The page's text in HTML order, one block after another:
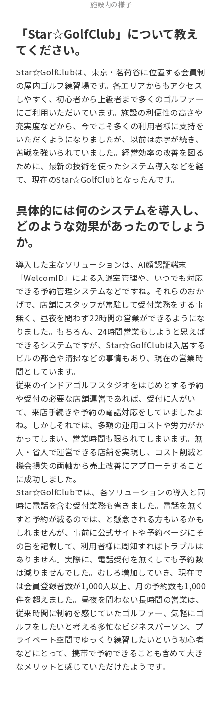
施設内の様子
「Star☆GolfClub」について教え
てください。
Star☆GolfClubは、東京・茗荷谷に位置する会員制
の屋内ゴルフ練習場です。各エリアからもアクセス
しやすく、初心者から上級者まで多くのゴルファー
にご利用いただいています。施設の利便性の高さや
充実度などから、今でこそ多くの利用者様に支持を
いただくようになりましたが、以前は赤字が続き、
苦戦を強いられていました。経営効率の改善を図る
ために、最新の技術を使ったシステム導入などを経
て、現在のStar☆GolfClubとなったんです。
具体的には何のシステムを導入し、
どのような効果があったのでしょう
か。
導入した主なソリューションは、AI顔認証端末
「WelcomID」による入退室管理や、いつでも対応
できる予約管理システムなどですね。それらのおか
げで、店舗にスタッフが常駐して受付業務をする事
無く、昼夜を問わず22時間の営業ができるようにな
りました。もちろん、24時間営業もしようと思えば
できるシステムですが、Star☆GolfClubは入居する
ビルの都合や清掃などの事情もあり、現在の営業時
間としています。
従来のインドアゴルフスタジオをはじめとする予約
や受付の必要な店舗運営であれば、受付に人がい
て、来店手続きや予約の電話対応をしていましたよ
ね。しかしそれでは、多額の運用コストや労力がか
かってしまい、営業時間も限られてしまいます。無
人・省人で運営できる店舗を実現し、コスト削減と
機会損失の両軸から売上改善にアプローチすること
に成功しました。
Star☆GolfClubでは、各ソリューションの導入と同
時に電話を含む受付業務も省きました。電話を無く
すと予約が減るのでは、と懸念される方もいるかも
しれませんが、事前に公式サイトや予約ページにそ
の旨を記載して、利用者様に周知すればトラブルは
ありません。実際に、電話受付を無くしても予約数
は減りませんでした。むしろ増加していき、現在で
は会員登録者数が1,000人以上、月の予約数も1,000
件を超えました。昼夜を問わない長時間の営業は、
従来時間に制約を感じていたゴルファー、気軽にゴ
ルフをしたいと考える多忙なビジネスパーソン、プ
ライベート空間でゆっくり練習したいという初心者
などにとって、携帯で予約できることも含めて大き
なメリットと感じていただけたようです。